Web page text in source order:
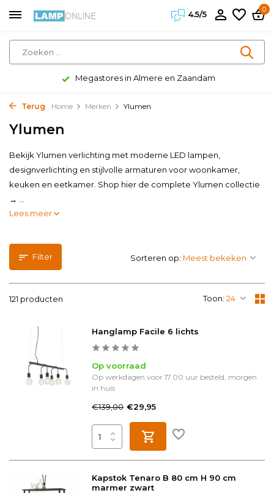
4.5/5
0
Klanten geven ons een 4.5/5
Terug Home Merken Ylumen
Ylumen
Bekijk Ylumen verlichting met moderne LED lampen,
designverlichting en stijlvolle armaturen voor woonkamer,
keuken en eetkamer. Shop hier de complete Ylumen collectie
→ ...
Lees meer
Filter
121 producten Toon:
Sorteren op:
Hanglamp Facile 6 lichts
Op voorraad
Op werkdagen voor 17.00 uur besteld, morgen
in huis
€139,00 €29,95
Kapstok Tenaro B 80 cm H 90 cm
marmer zwart